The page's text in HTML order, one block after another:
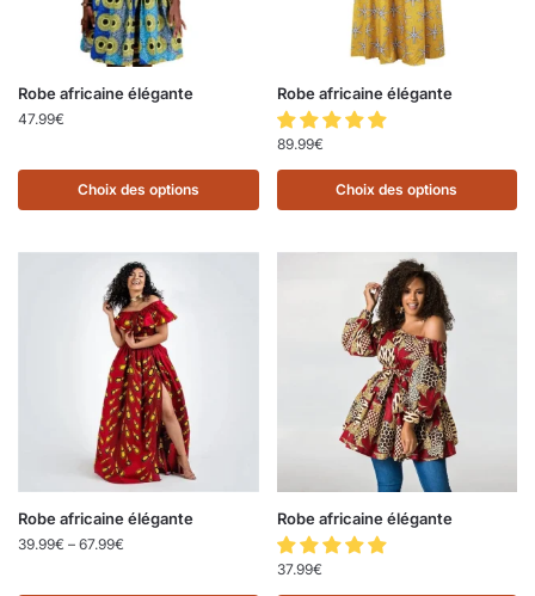
Robe africaine élégante
47.99€
Choix des options
Robe africaine élégante
89.99€
Choix des options
Robe africaine élégante
39.99€ – 67.99€
Robe africaine élégante
37.99€